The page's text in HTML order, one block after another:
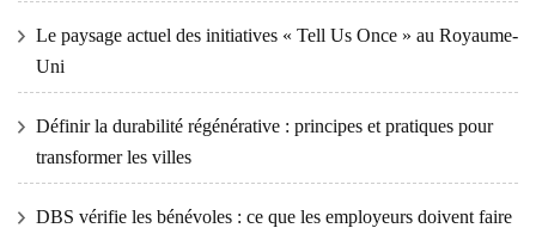
Le paysage actuel des initiatives « Tell Us Once » au Royaume-
Uni
Définir la durabilité régénérative : principes et pratiques pour
transformer les villes
DBS vérifie les bénévoles : ce que les employeurs doivent faire